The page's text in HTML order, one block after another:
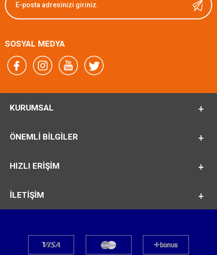
SOSYAL MEDYA
KURUMSAL
ÖNEMLI BILGILER
HIZLI ERİŞİM
İLETİŞİM